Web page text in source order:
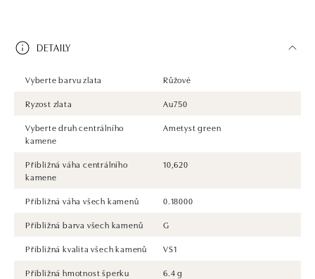
DETAILY
Vyberte barvu zlata
Růžové
Ryzost zlata
Au750
Vyberte druh centrálního
kamene
Ametyst green
Přibližná váha centrálního
kamene
10,620
Přibližná váha všech kamenů
0.18000
Přibližná barva všech kamenů
G
Přibližná kvalita všech kamenů
VS1
Přibližná hmotnost šperku
6.4 g